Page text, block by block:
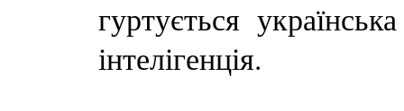
гуртується
інтелігенція.